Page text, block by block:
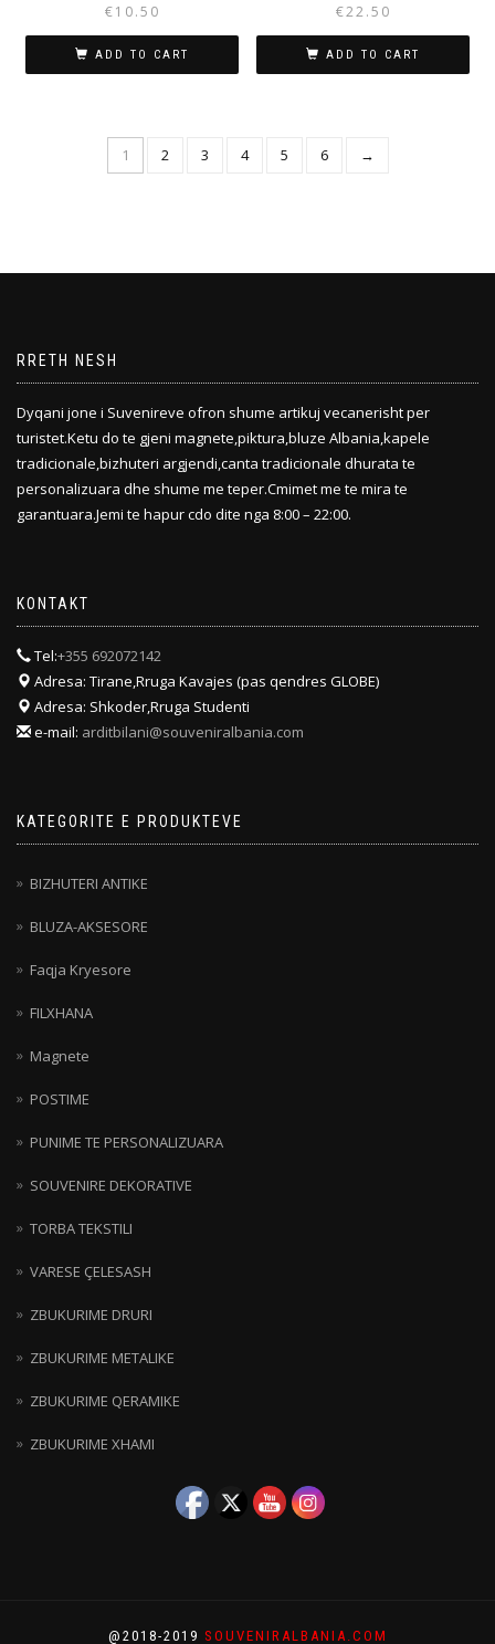
€10.50
ADD TO CART
€22.50
ADD TO CART
1 2 3 4 5 6 →
RRETH NESH
Dyqani jone i Suvenireve ofron shume artikuj vecanerisht per
turistet.Ketu do te gjeni magnete,piktura,bluze Albania,kapele
tradicionale,bizhuteri argjendi,canta tradicionale dhurata te
personalizuara dhe shume me teper.Cmimet me te mira te
garantuara.Jemi te hapur cdo dite nga 8:00 – 22:00.
KONTAKT
Tel:+355 692072142
Adresa: Tirane,Rruga Kavajes (pas qendres GLOBE)
Adresa: Shkoder,Rruga Studenti
e-mail: arditbilani@souveniralbania.com
KATEGORITE E PRODUKTEVE
BIZHUTERI ANTIKE
BLUZA-AKSESORE
Faqja Kryesore
FILXHANA
Magnete
POSTIME
PUNIME TE PERSONALIZUARA
SOUVENIRE DEKORATIVE
TORBA TEKSTILI
VARESE ÇELESASH
ZBUKURIME DRURI
ZBUKURIME METALIKE
ZBUKURIME QERAMIKE
ZBUKURIME XHAMI
@2018-2019 SOUVENIRALBANIA.COM